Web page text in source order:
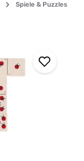
Spiele & Puzzles